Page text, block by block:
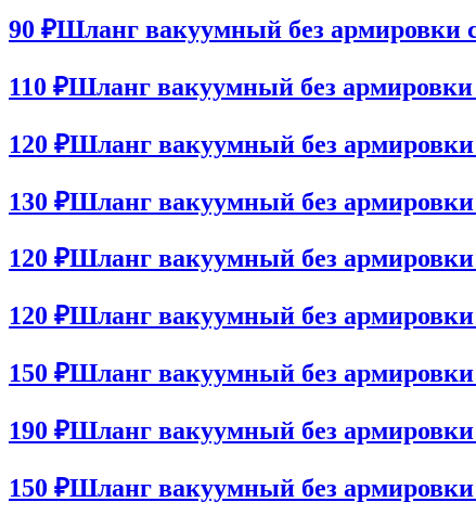
90 ₽Шланг вакуумный без
110 ₽Шланг вакуумный без
120 ₽Шланг вакуумный без
130 ₽Шланг вакуумный без
120 ₽Шланг вакуумный без
120 ₽Шланг вакуумный без
150 ₽Шланг вакуумный без
190 ₽Шланг вакуумный без
150 ₽Шланг вакуумный без